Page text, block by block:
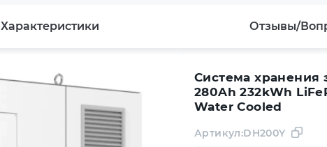
Характеристики Отзывы/
Система хранения
280Ah 232kWh
Water Cooled
Артикул:DH200Y